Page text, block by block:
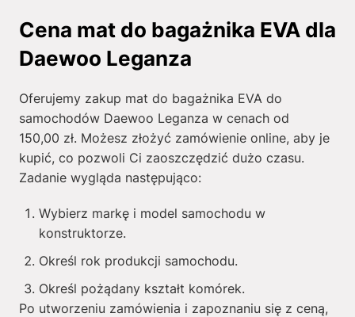
Cena mat do bagażnika EVA dla
Daewoo Leganza
Oferujemy zakup mat do bagażnika EVA do
samochodów Daewoo Leganza w cenach od
150,00 zł. Możesz złożyć zamówienie online, aby je
kupić, co pozwoli Ci zaoszczędzić dużo czasu.
Zadanie wygląda następująco:
Wybierz markę i model samochodu w
konstruktorze.
Określ rok produkcji samochodu.
Określ pożądany kształt komórek.
Po utworzeniu zamówienia i zapoznaniu się z ceną,